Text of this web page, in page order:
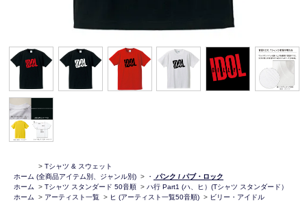
ホーム
> Tシャツ & スウェット
(全商品アイテム別、ジャンル別) > ・
パンク / パブ・ロック
ホーム
> Tシャツ スタンダード 50音順 > ハ行 Part1 (ハ、ヒ）(Tシャツ スタンダード）
ホーム
> アーティスト一覧 > ヒ (アーティスト一覧50音順) > ビリー・アイドル